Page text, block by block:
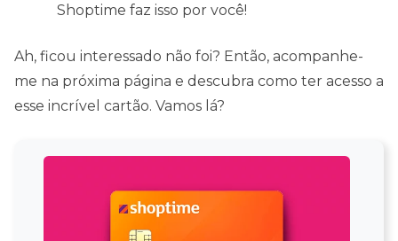
Shoptime faz isso por você!
Ah, ficou interessado não foi? Então, acompanhe-
me na próxima página e descubra como ter acesso a
esse incrível cartão. Vamos lá?